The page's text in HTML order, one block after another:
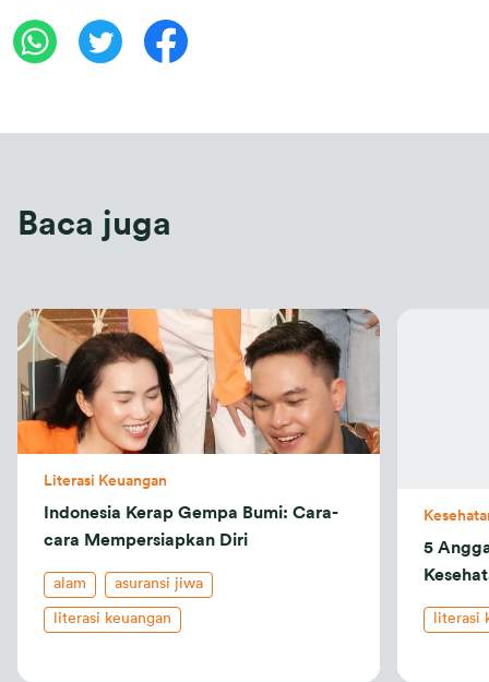
Baca juga
Literasi Keuangan
Indonesia Kerap Gempa Bumi: Cara-
cara Mempersiapkan Diri
alam asuransi jiwa
literasi keuangan
5
literasi